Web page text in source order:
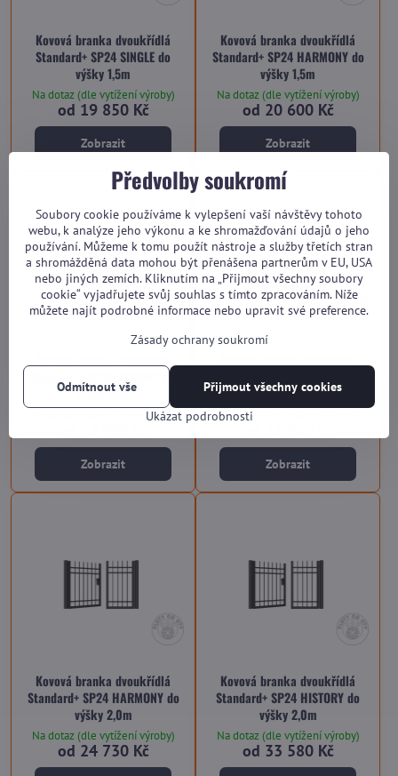
Kovová branka dvoukřídlá
Standard+ SP24 SINGLE do
výšky 1,5m
Na dotaz (dle vytížení výroby)
od 19 850 Kč
Zobrazit
Kovová branka dvoukřídlá
Standard+ SP24 HARMONY do
výšky 1,5m
Na dotaz (dle vytížení výroby)
od 20 600 Kč
Zobrazit
Standard+ SP24 HISTORY do
výšky 1,5m
Na dotaz (dle vytížení výroby)
Zobrazit
výšky 2,0m
Na dotaz (dle vytížení výroby)
Zobrazit
Kovová branka dvoukřídlá
Standard+ SP24 HARMONY do
výšky 2,0m
Na dotaz (dle vytížení výroby)
od 24 730 Kč
Kovová branka dvoukřídlá
Standard+ SP24 HISTORY do
výšky 2,0m
Na dotaz (dle vytížení výroby)
od 33 580 Kč
Předvolby soukromí
Soubory cookie používáme k vylepšení vaší návštěvy tohoto
webu, k analýze jeho výkonu a ke shromažďování údajů o jeho
používání. Můžeme k tomu použít nástroje a služby třetích stran
a shromážděná data mohou být přenášena partnerům v EU, USA
nebo jiných zemích. Kliknutím na „Přijmout všechny soubory
cookie“ vyjadřujete svůj souhlas s tímto zpracováním. Níže
můžete najít podrobné informace nebo upravit své preference.
Zásady ochrany soukromí
Ukázat podrobnosti
Přijmout všechny cookies
Odmítnout vše